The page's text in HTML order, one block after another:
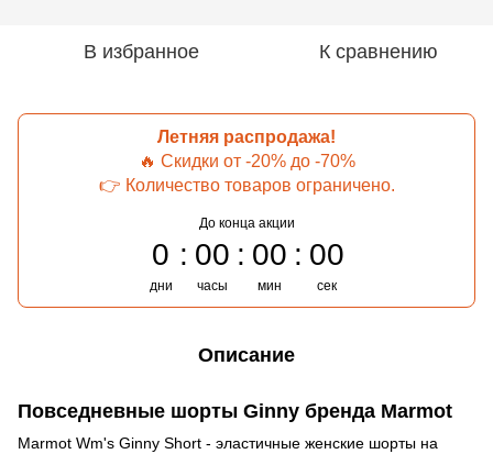
В избранное К сравнению
Летняя распродажа!
🔥 Скидки от -20% до -70%
👉 Количество товаров ограничено.
До конца акции
0
дни
00
часы
00
мин
00
сек
Описание
Повседневные шорты Ginny бренда Marmot
Marmot Wm's Ginny Short - эластичные женские шорты на